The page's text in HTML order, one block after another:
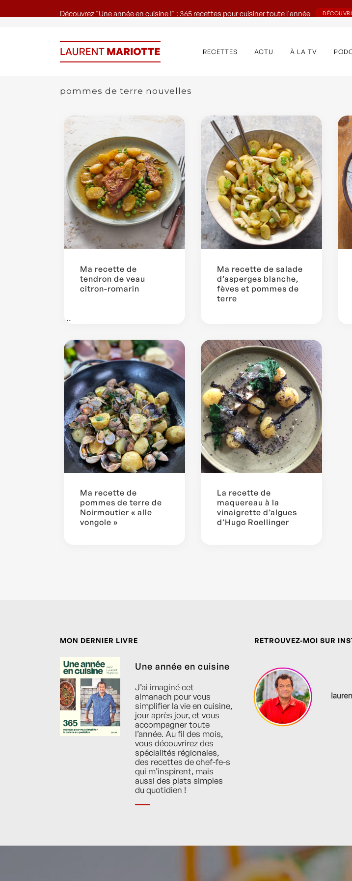
Découvrez "Une année en cuisine !" : 365 recettes pour cuisiner toute l'année
RECETTES ACTU À LA TV
pommes de terre nouvelles
Ma recette de
tendron de veau
citron-romarin
...
Ma recette de salade
d’asperges blanche,
fèves et pommes de
terre
Ma recette de
pommes de terre de
Noirmoutier « alle
vongole »
La recette de
maquereau à la
vinaigrette d’algues
d’Hugo Roellinger
MON DERNIER LIVRE
Une année en cuisine
J’ai imaginé cet
almanach pour vous
simplifier la vie en cuisine,
jour après jour, et vous
accompagner toute
l’année. Au fil des mois,
vous découvrirez des
spécialités régionales,
des recettes de chef-fe-s
qui m’inspirent, mais
aussi des plats simples
du quotidien !
RETROUVEZ-MOI SUR